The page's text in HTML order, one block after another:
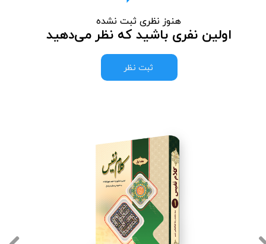
هنوز نظری ثبت نشده
اولین نفری باشید که نظر می‌دهید
ثبت نظر